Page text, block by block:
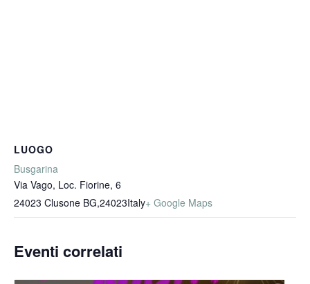
LUOGO
Busgarina
Via Vago, Loc. Fiorine, 6
24023 Clusone BG,24023Italy+ Google Maps
Eventi correlati